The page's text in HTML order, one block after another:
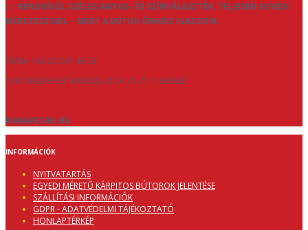
👉 RENDKÍVÜL SZÉLES ANYAG- ÉS SZÍNVÁLASZTÉK, TELJESEN EGYEDI
MÉRETEZÉSSEL – MERT A BÚTOR ÖNHÖZ IGAZODIK.
TÍMEA +36 20 561 46 33
1047 BUDAPEST BAROSS UTCA 75-77. 1 EMELET
KANAPETAR.HU
INFORMÁCIÓK
NYITVATARTÁS
EGYEDI MÉRETŰ KÁRPITOS BÚTOROK JELENTÉSE
SZÁLLÍTÁSI INFORMÁCIÓK
GDPR - ADATVÉDELMI TÁJÉKOZTATÓ
HONLAPTÉRKÉP